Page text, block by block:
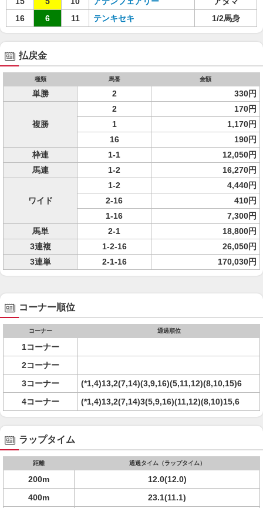
16
6 11 テンキセキ 1/2馬身
払戻金
種類 馬番 金額
単勝 2 330円
複勝
2
170円
1
1,170円
16
190円
枠連
1-1
12,050円
馬連
1-2 16,270円
ワイド
1-2
4,440円
2-16
410円
1-16
7,300円
馬単
2-1
18,800円
3連複
1-2-16
26,050円
3連単
2-1-16 170,030円
コーナー順位
コーナー 通過順位
1コーナー
2コーナー
3コーナー
(*1,4)13,2(7,14)(3,9,16)(5,11,12)(8,10,15)6
4コーナー
(*1,4)13,2(7,14)3(5,9,16)(11,12)(8,10)15,6
ラップタイム
距離 通過タイム（ラップタイム）
200m
12.0(12.0)
400m
23.1(11.1)